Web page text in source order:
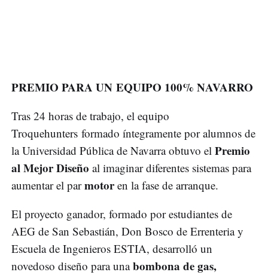
PREMIO PARA UN EQUIPO 100% NAVARRO
Tras 24 horas de trabajo, el equipo
Troquehunters formado íntegramente por alumnos de
la Universidad Pública de Navarra obtuvo el Premio
al Mejor Diseño al imaginar diferentes sistemas para
aumentar el parmotoren la fase de arranque.
El proyecto ganador, formado por estudiantes de
AEG de San Sebastián, Don Bosco de Errenteria y
Escuela de Ingenieros ESTIA, desarrolló un
novedoso diseño para unabombona de gas,